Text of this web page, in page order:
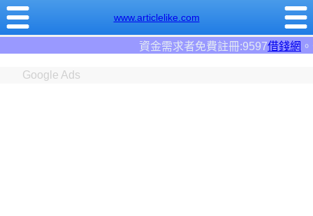
www.articlelike.com
資金需求者免費註冊:9597借錢網。全台前三大借錢網站！
Google Ads